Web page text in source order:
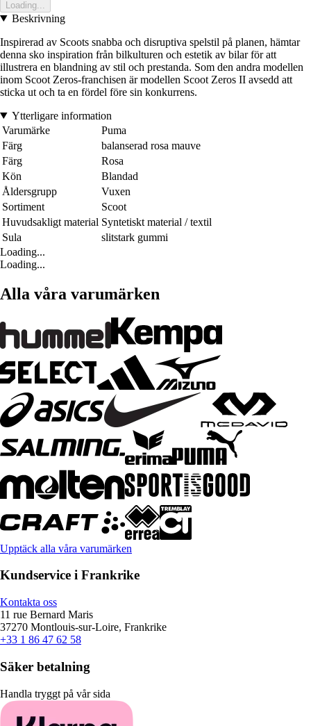
Loading...
Beskrivning
Inspirerad av Scoots snabba och disruptiva spelstil på planen, hämtar
denna sko inspiration från bilkulturen och estetik av bilar för att
illustrera en blandning av stil och prestanda. Som den andra modellen
inom Scoot Zeros-franchisen är modellen Scoot Zeros II avsedd att
sticka ut och ta en fördel före sin konkurrens.
Ytterligare information
Varumärke
Puma
Färg
balanserad rosa mauve
Färg
Rosa
Kön
Blandad
Åldersgrupp
Vuxen
Sortiment
Scoot
Huvudsakligt material Syntetiskt material / textil
Sula
slitstark gummi
Loading...
Loading...
Alla våra varumärken
Upptäck alla våra varumärken
Kundservice i Frankrike
Kontakta oss
11 rue Bernard Maris
37270 Montlouis-sur-Loire, Frankrike
+33 1 86 47 62 58
Säker betalning
Handla tryggt på vår sida